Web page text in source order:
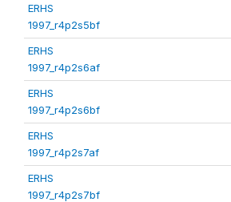
ERHS
1997_r4p2s5bf
ERHS
1997_r4p2s6af
ERHS
1997_r4p2s6bf
ERHS
1997_r4p2s7af
ERHS
1997_r4p2s7bf